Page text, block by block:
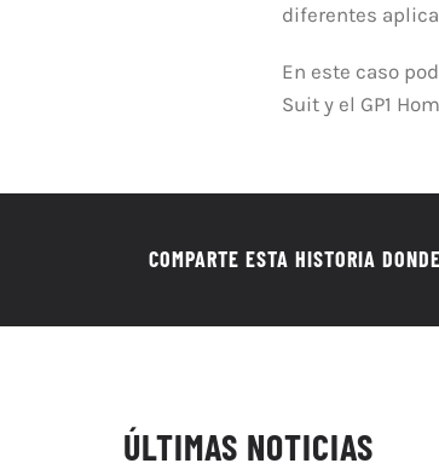
diferentes
En este caso
Suit y el GP1
COMPARTE ESTA HISTORIA
ÚLTIMAS NOTICIAS